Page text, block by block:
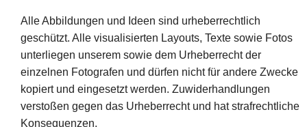
Alle Abbildungen und Ideen sind urheberrechtlich
geschützt. Alle visualisierten Layouts, Texte sowie Fotos
unterliegen unserem sowie dem Urheberrecht der
einzelnen Fotografen und dürfen nicht für andere Zwecke
kopiert und eingesetzt werden. Zuwiderhandlungen
verstoßen gegen das Urheberrecht und hat strafrechtliche
Konsequenzen.